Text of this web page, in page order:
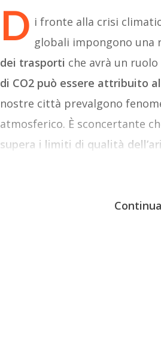
D i fronte alla crisi
globali impongono una
dei trasporti che avrà un
di CO2 può essere attribuito
nostre città prevalgono
atmosferico. È sconcertante
supera i limiti di qualità